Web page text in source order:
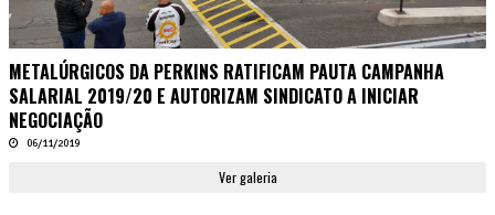
METALÚRGICOS DA PERKINS RATIFICAM PAUTA CAMPANHA
SALARIAL 2019/20 E AUTORIZAM SINDICATO A INICIAR
NEGOCIAÇÃO
06/11/2019
Ver galeria